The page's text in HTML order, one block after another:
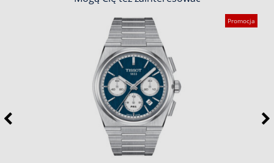
Promocja